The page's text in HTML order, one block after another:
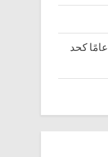
مديرية الصحة تدعم تحديد سن 16 عامًا كحد